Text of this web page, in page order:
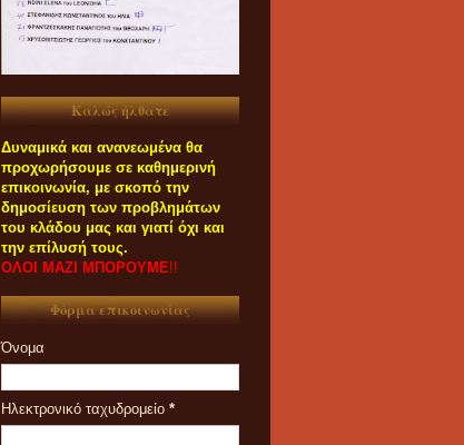
Καλώς ήλθατε
Δυναμικά και ανανεωμένα θα
προχωρήσουμε σε καθημερινή
επικοινωνία, με σκοπό την
δημοσίευση των προβλημάτων
του κλάδου μας και γιατί όχι και
την επίλυσή τους.
ΟΛΟΙ ΜΑΖΙ ΜΠΟΡΟΥΜΕ!!
Φόρμα επικοινωνίας
Όνομα
Ηλεκτρονικό ταχυδρομείο *